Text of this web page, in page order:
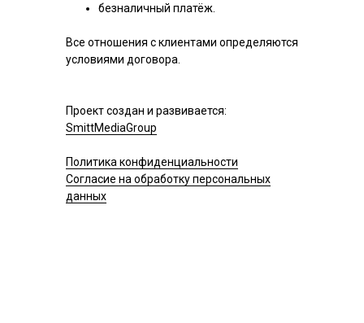
безналичный платёж.
Все отношения с клиентами определяются
условиями договора.
Проект создан и развивается:
SmittMediaGroup
Политика конфиденциальности
Согласие на обработку персональных
данных